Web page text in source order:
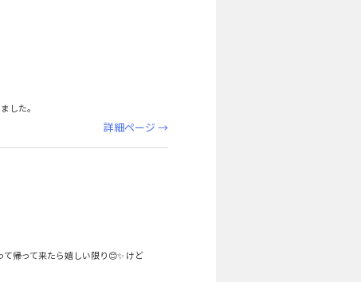
した。
詳細ページ →
帰って来たら嬉しい限り😊✨️ けど